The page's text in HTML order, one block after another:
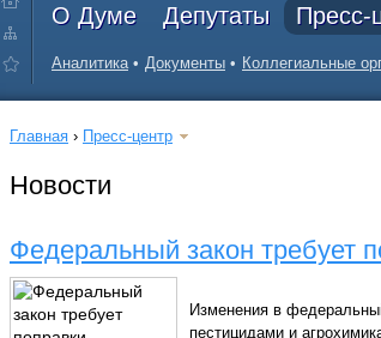
О Думе Депутаты Пресс-
Аналитика Документы Коллегиальные
Главная › Пресс-центр
Новости
Федеральный закон требует
Изменения в
пестицидами и